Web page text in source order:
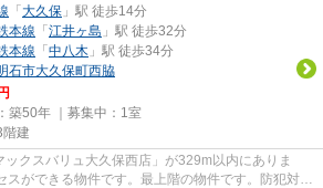
「 大久保 」駅 徒歩14分
本線 「 江井ヶ島 」駅 徒歩32分
本線 「 中八木 」駅 徒歩34分
石市大久保町西脇
築50年 ｜募集中： 1室
階建
クスバリュ大久保西店」が329m以内にありま
スができる物件です。最上階の物件です。防犯対策